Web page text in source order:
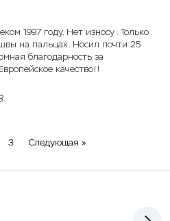
1997 году. Нет износу . Только
на пальцах. Носил почти 25
благодарность за
качество!!
3 Следующая »Next